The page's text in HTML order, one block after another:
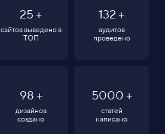
25 +
сайтов выведено в
ТОП
132 +
аудитов
проведено
98 +
дизайнов
создано
5000 +
статей
написано